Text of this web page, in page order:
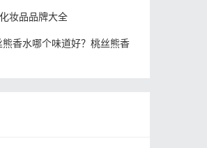
妆品品牌大全
熊香水哪个味道好？桃丝熊香